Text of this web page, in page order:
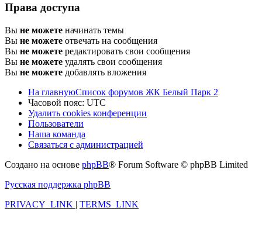
Права доступа
Вы не можете начинать темы
Вы не можете отвечать на сообщения
Вы не можете редактировать свои сообщения
Вы не можете удалять свои сообщения
Вы не можете добавлять вложения
На главнуюСписок форумов ЖК Белый Парк 2
Часовой пояс: UTC
Удалить cookies конференции
Пользователи
Наша команда
Связаться с администрацией
Создано на основе phpBB® Forum Software © phpBB Limited
Русская поддержка phpBB
PRIVACY_LINK | TERMS_LINK